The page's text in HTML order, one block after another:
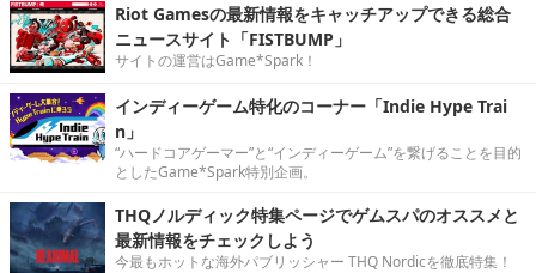
Riot Gamesの最新情報をキャッチアップできる総合
ニュースサイト「FISTBUMP」
サイトの運営はGame*Spark！
インディーゲーム特化のコーナー「Indie Hype Trai
n」
“ハードコアゲーマー”と“インディーゲーム”を繋げることを目的
としたGame*Spark特別企画。
THQノルディック特集ページでゲムスパのオススメと
最新情報をチェックしよう
今最もホットな海外パブリッシャー THQ Nordicを徹底特集！